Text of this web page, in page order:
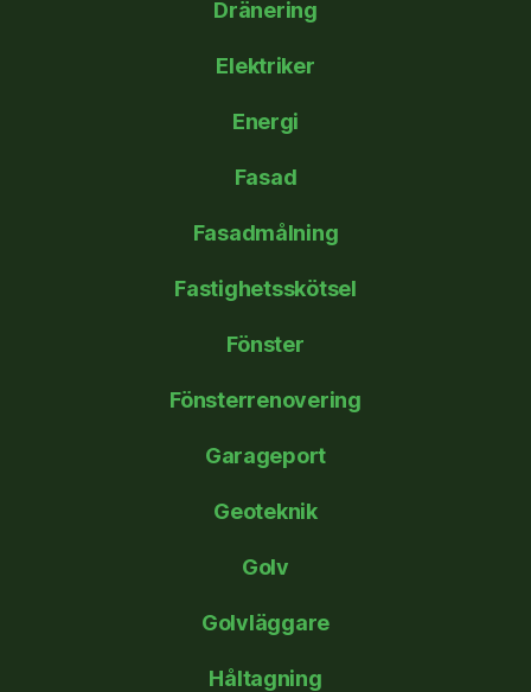
Dränering
Elektriker
Energi
Fasad
Fasadmålning
Fastighetsskötsel
Fönster
Fönsterrenovering
Garageport
Geoteknik
Golv
Golvläggare
Håltagning